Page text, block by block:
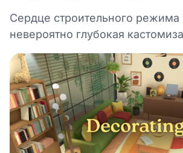
Сердце строительного
невероятно глубокая